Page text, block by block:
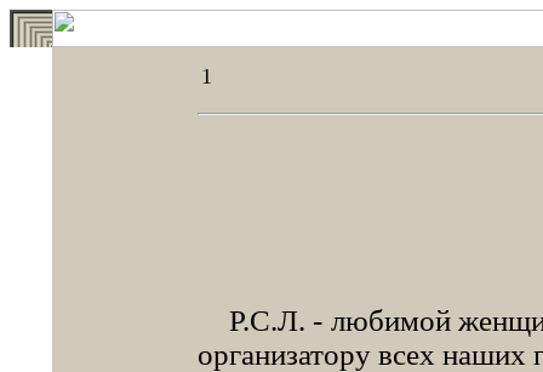
1
Р.С.Л. - любимой
организатору всех наших